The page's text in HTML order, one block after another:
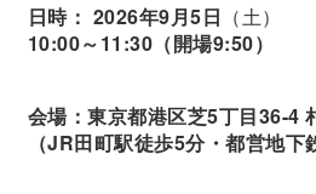
日時： 2026年9月5日 （土）
10:00～11:30（開場9:50）
会場：東京都港区芝5丁目36-4
（JR田町駅徒歩5分・都営地下